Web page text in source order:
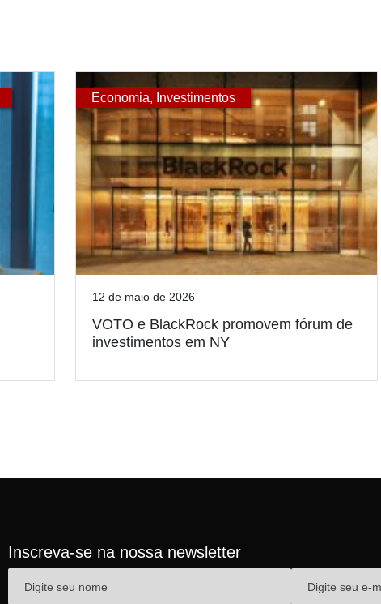
Economia, Investimentos
12 de maio de 2026
VOTO e BlackRock promovem fórum de
investimentos em NY
Inscreva-se na nossa newsletter